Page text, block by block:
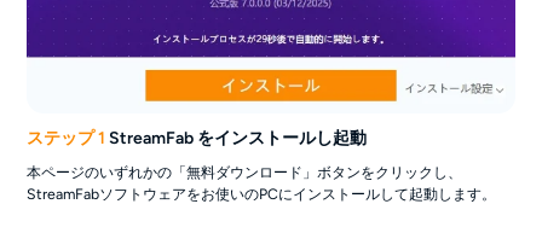
ステップ 1 StreamFab をインストールし起動
本ページのいずれかの「無料ダウンロード」ボタンをクリックし、
StreamFabソフトウェアをお使いのPCにインストールして起動します。